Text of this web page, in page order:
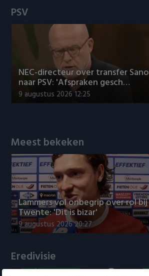
Heracles Almelo
NAC Breda
PEC Zwolle
PSV
Roda JC
Sparta
Vitesse
VVV Venlo
Willem II
Conference League
PSV
NEC-directeur over transfer Sano
naar PSV: 'Afspraken gesch…
9 augustus 2026 12:25
Meest bekeken
Lammers vol onbegrip over rol bij
Twente: 'Dit is bizar'
9 augustus 2026 20:27
Eredivisie